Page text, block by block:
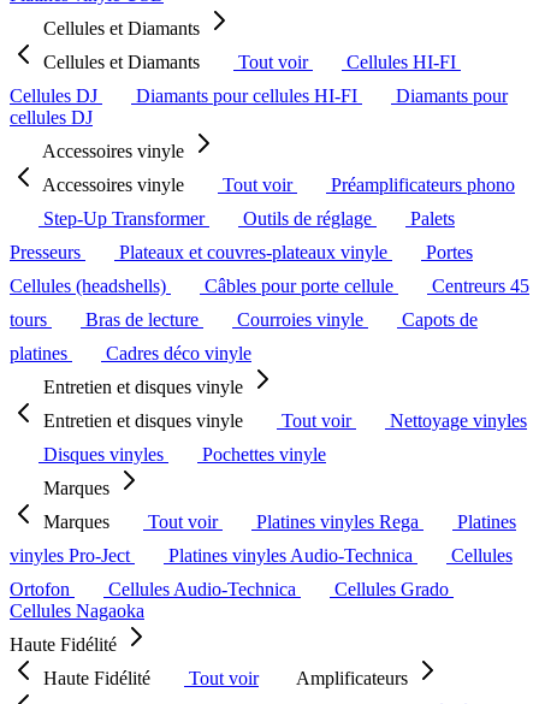
Cellules et Diamants
Cellules et Diamants
Tout voir
Cellules HI-FI
Cellules DJ
Diamants pour cellules HI-FI
Diamants pour
cellules DJ
Accessoires vinyle
Accessoires vinyle
Tout voir
Préamplificateurs phono
Step-Up Transformer
Outils de réglage
Palets
Presseurs
Plateaux et couvres-plateaux vinyle
Portes
Cellules (headshells)
Câbles pour porte cellule
Centreurs 45
tours
Bras de lecture Courroies vinyle
Capots de
platines
Cadres déco vinyle
Entretien et disques vinyle
Entretien et disques vinyle
Tout voir
Nettoyage vinyles
Disques vinyles
Pochettes vinyle
Marques
Marques
Tout voir Platines vinyles Rega
Platines
vinyles Pro-Ject
Platines vinyles Audio-Technica
Cellules
Ortofon
Cellules Audio-Technica
Cellules Grado
Cellules Nagaoka
Haute Fidélité
Haute Fidélité
Tout voir
Amplificateurs